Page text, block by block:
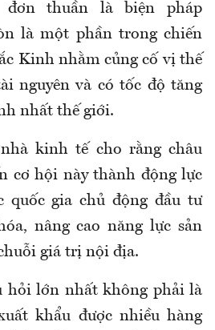
thuần là biện pháp
là một phần trong chiến
Kinh nhằm củng cố vị thế
nguyên và có tốc độ tăng
nhất thế giới.
kinh tế cho rằng châu
cơ hội này thành động lực
quốc gia chủ động đầu tư
nâng cao năng lực sản
giá trị nội địa.
hỏi lớn nhất không phải là
khẩu được nhiều hàng